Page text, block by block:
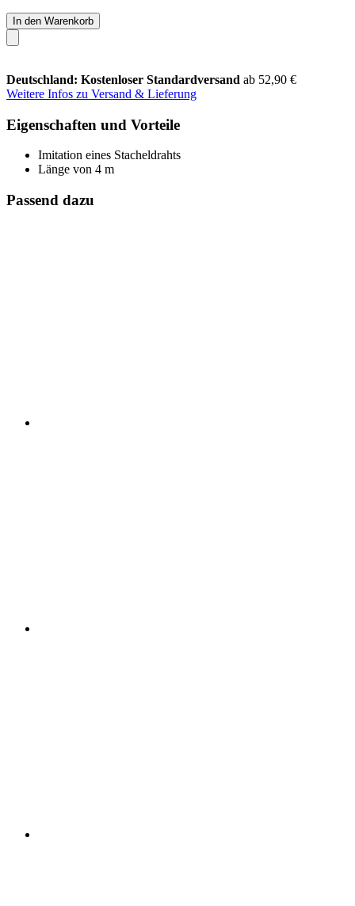
In den Warenkorb
Deutschland: Kostenloser Standardversand ab 52,90 €
Weitere Infos zu Versand & Lieferung
Eigenschaften und Vorteile
Imitation eines Stacheldrahts
Länge von 4 m
Passend dazu